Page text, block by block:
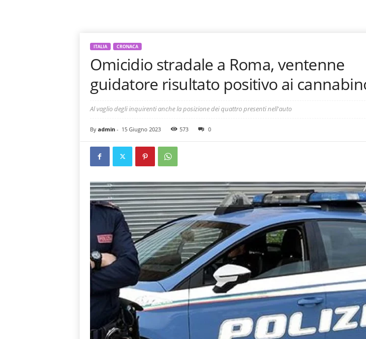
ITALIA CRONACA
Omicidio stradale a Roma, ventenne
guidatore risultato positivo ai
Al vaglio degli inquirenti anche la posizione dei quattro presenti nell'auto
By admin- 15 Giugno 2023 573 0